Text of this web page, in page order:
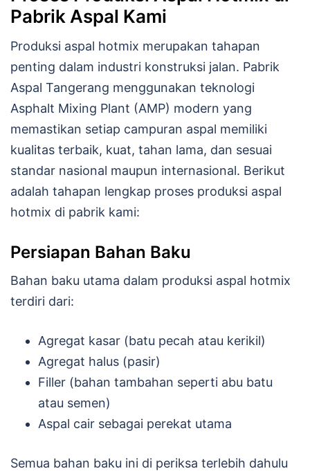
Pabrik Aspal Kami
Produksi aspal hotmix merupakan tahapan
penting dalam industri konstruksi jalan. Pabrik
Aspal Tangerang menggunakan teknologi
Asphalt Mixing Plant (AMP) modern yang
memastikan setiap campuran aspal memiliki
kualitas terbaik, kuat, tahan lama, dan sesuai
standar nasional maupun internasional. Berikut
adalah tahapan lengkap proses produksi aspal
hotmix di pabrik kami:
Persiapan Bahan Baku
Bahan baku utama dalam produksi aspal hotmix
terdiri dari:
Agregat kasar (batu pecah atau kerikil)
Agregat halus (pasir)
Filler (bahan tambahan seperti abu batu
atau semen)
Aspal cair sebagai perekat utama
Semua bahan baku ini di periksa terlebih dahulu